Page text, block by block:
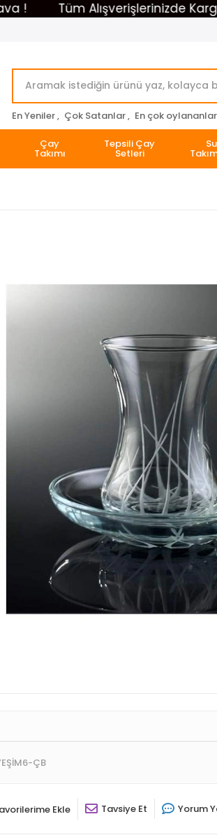
Tüm Alışverişlerinizde Kargo
En Yeniler , Çok Satanlar , En çok oylananlar
Çay
Takımı
Tepsili Çay
Setleri
Su
ÇB
Ekle Tavsiye Et Yorum